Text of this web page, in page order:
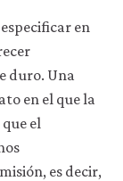
en
duro. Una
en el que la
el
es decir,